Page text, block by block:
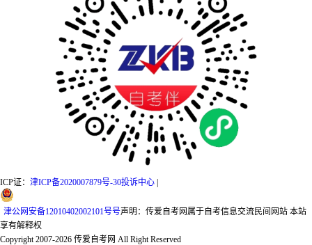
ICP证： 津ICP备2020007879号-30投诉中心 |
津公网安备12010402002101号号声明：传爱自考网属于自考信息交流民间网站 本站
享有解释权
Copyright 2007-2026 传爱自考网 All Right Reserved